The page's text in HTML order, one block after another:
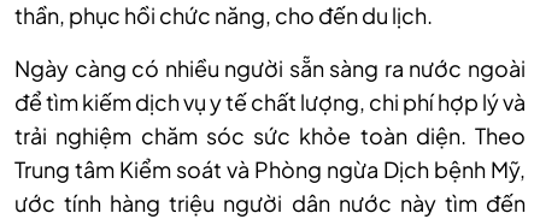
thần, phục hồi chức năng, cho đến du lịch.
Ngày càng có nhiều người sẵn sàng ra nước ngoài
để tìm kiếm dịch vụ y tế chất lượng, chi phí hợp lý và
trải nghiệm chăm sóc sức khỏe toàn diện. Theo
Trung tâm Kiểm soát và Phòng ngừa Dịch bệnh Mỹ,
ước tính hàng triệu người dân nước này tìm đến